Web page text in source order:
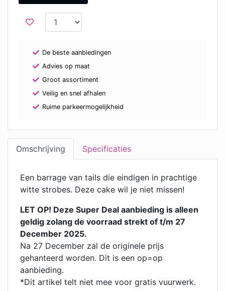
De beste aanbiedingen
Advies op maat
Groot assortiment
Veilig en snel afhalen
Ruime parkeermogelijkheid
Omschrijving Specificaties
Een barrage van tails die eindigen in prachtige
witte strobes. Deze cake wil je niet missen!
LET OP! Deze Super Deal aanbieding is alleen
geldig zolang de voorraad strekt of t/m 27
December 2025.
Na 27 December zal de originele prijs
gehanteerd worden. Dit is een op=op
aanbieding.
*Dit artikel telt niet mee voor gratis vuurwerk.